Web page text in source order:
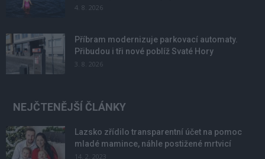
4. 8. 2026
Příbram modernizuje parkovací automaty.
Přibudou i tři nové poblíž Svaté Hory
3. 8. 2026
NEJČTENĚJŠÍ ČLÁNKY
Lazsko zřídilo transparentní účet na pomoc
mladé mamince, náhle postižené mrtvicí
14. 2. 2023